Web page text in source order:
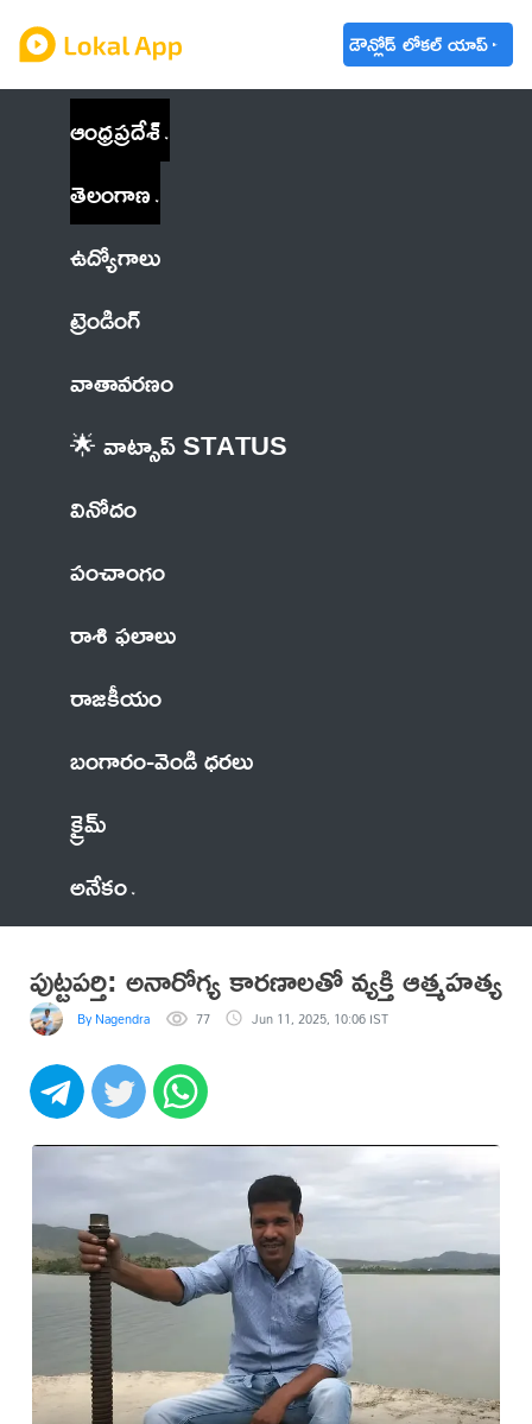
డౌన్లోడ్ లోకల్ యాప్
ఆంధ్రప్రదేశ్
తెలంగాణ
ఉద్యోగాలు
ట్రెండింగ్
వాతావరణం
🌟 వాట్సాప్ STATUS
వినోదం
పంచాంగం
రాశి ఫలాలు
రాజకీయం
బంగారం-వెండి ధరలు
క్రైమ్
అనేకం
పుట్టపర్తి: అనారోగ్య కారణాలతో వ్యక్తి ఆత్మహత్య
By Nagendra 77 Jun 11, 2025, 10:06 IST